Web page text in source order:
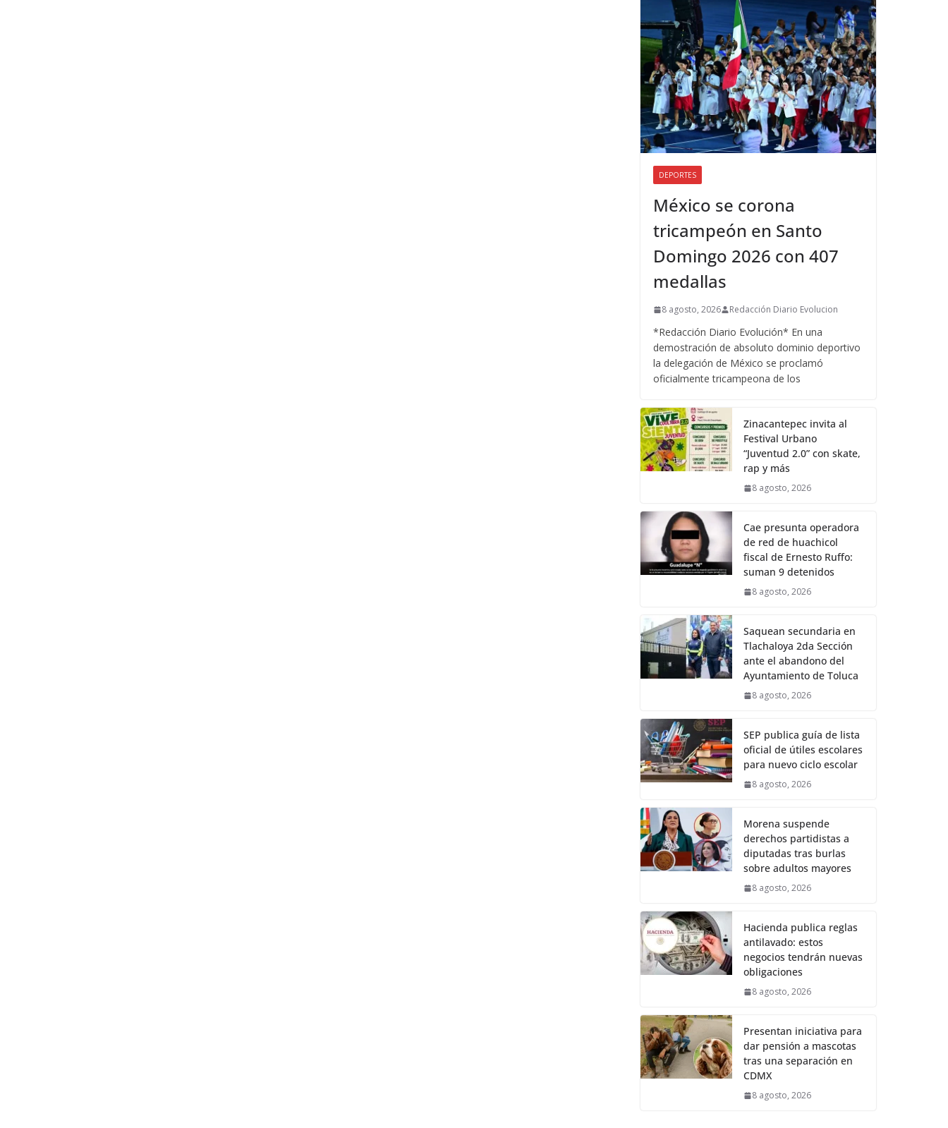
DEPORTES
México se corona
tricampeón en Santo
Domingo 2026 con 407
medallas
8 agosto, 2026 Redacción Diario Evolucion
*Redacción Diario Evolución* En una
demostración de absoluto dominio deportivo
la delegación de México se proclamó
oficialmente tricampeona de los
Zinacantepec invita al
Festival Urbano
“Juventud 2.0” con skate,
rap y más
8 agosto, 2026
Cae presunta operadora
de red de huachicol
fiscal de Ernesto Ruffo:
suman 9 detenidos
8 agosto, 2026
Saquean secundaria en
Tlachaloya 2da Sección
ante el abandono del
Ayuntamiento de Toluca
8 agosto, 2026
SEP publica guía de lista
oficial de útiles escolares
para nuevo ciclo escolar
8 agosto, 2026
Morena suspende
derechos partidistas a
diputadas tras burlas
sobre adultos mayores
8 agosto, 2026
Hacienda publica reglas
antilavado: estos
negocios tendrán nuevas
obligaciones
8 agosto, 2026
Presentan iniciativa para
dar pensión a mascotas
tras una separación en
CDMX
8 agosto, 2026